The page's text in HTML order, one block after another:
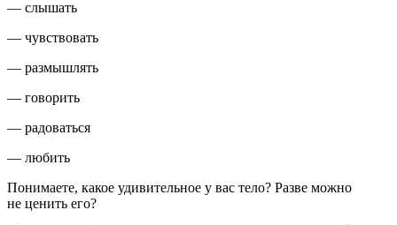
— слышать
— чувствовать
— размышлять
— говорить
— радоваться
— любить
Понимаете, какое удивительное у вас тело? Разве можно
не ценить его?